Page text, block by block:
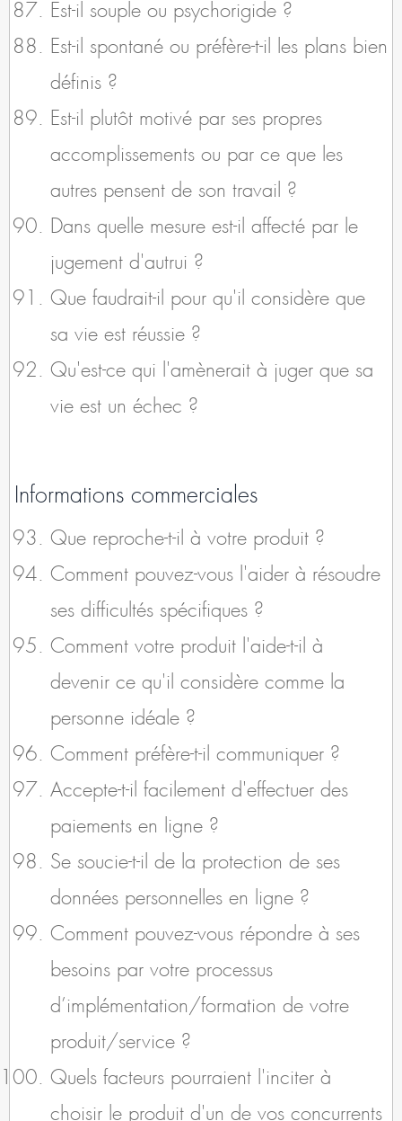
Est-il souple ou psychorigide ?
Est-il spontané ou préfère-t-il les plans bien
définis ?
Est-il plutôt motivé par ses propres
accomplissements ou par ce que les
autres pensent de son travail ?
Dans quelle mesure est-il affecté par le
jugement d'autrui ?
Que faudrait-il pour qu'il considère que
sa vie est réussie ?
Qu'est-ce qui l'amènerait à juger que sa
vie est un échec ?
Informations commerciales
Que reproche-t-il à votre produit ?
Comment pouvez-vous l'aider à résoudre
ses difficultés spécifiques ?
Comment votre produit l'aide-t-il à
devenir ce qu'il considère comme la
personne idéale ?
Comment préfère-t-il communiquer ?
Accepte-t-il facilement d'effectuer des
paiements en ligne ?
Se soucie-t-il de la protection de ses
données personnelles en ligne ?
Comment pouvez-vous répondre à ses
besoins par votre processus
d’implémentation/formation de votre
produit/service ?
Quels facteurs pourraient l'inciter à
choisir le produit d'un de vos concurrents